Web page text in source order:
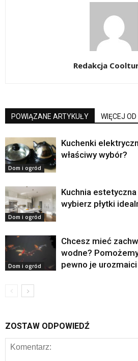
Redakcja
POWIĄZANE ARTYKUŁY WIĘCEJ
Dom i ogród
Kuchenki
właściwy wybór?
Dom i ogród
Kuchnia
wybierz płytki
Dom i ogród
Chcesz mieć
wodne?
pewno je urozmaici
ZOSTAW ODPOWIEDŹ